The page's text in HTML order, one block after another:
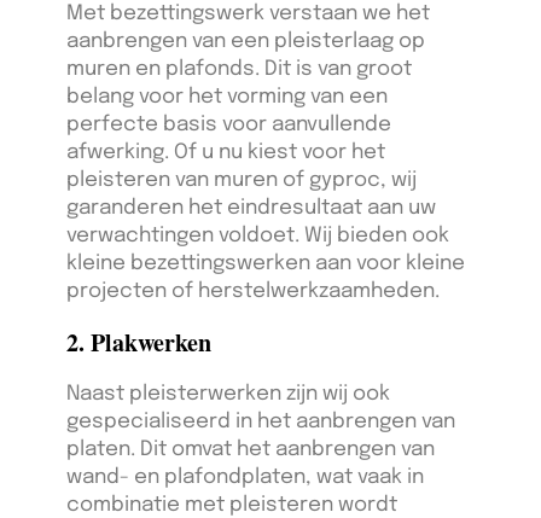
Met bezettingswerk verstaan we het
aanbrengen van een pleisterlaag op
muren en plafonds. Dit is van groot
belang voor het vorming van een
perfecte basis voor aanvullende
afwerking. Of u nu kiest voor het
pleisteren van muren of gyproc, wij
garanderen het eindresultaat aan uw
verwachtingen voldoet. Wij bieden ook
kleine bezettingswerken aan voor kleine
projecten of herstelwerkzaamheden.
2. Plakwerken
Naast pleisterwerken zijn wij ook
gespecialiseerd in het aanbrengen van
platen. Dit omvat het aanbrengen van
wand- en plafondplaten, wat vaak in
combinatie met pleisteren wordt